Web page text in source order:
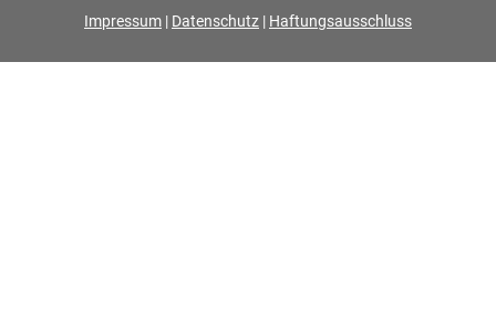
Impressum | Datenschutz | Haftungsausschluss